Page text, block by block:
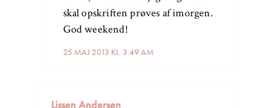
25 MAJ 2013 KL. 3:49 AM
skal opskriften prøves af imorgen.
God weekend!
Lissen Andersen